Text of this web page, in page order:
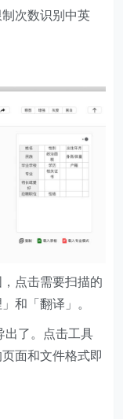
次数识别中英
点击需要扫描的
和「翻译」。
出了。点击工具
面和文件格式即